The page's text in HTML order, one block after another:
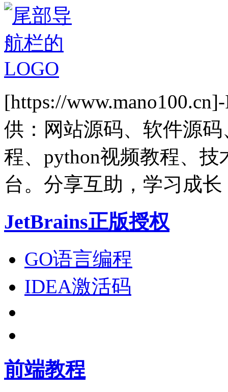
[https://
供：网站源码、软件源
程、python视频教程、
台。分享互助，学习成长
JetBrains正版授权
GO语言编程
IDEA激活码
前端教程